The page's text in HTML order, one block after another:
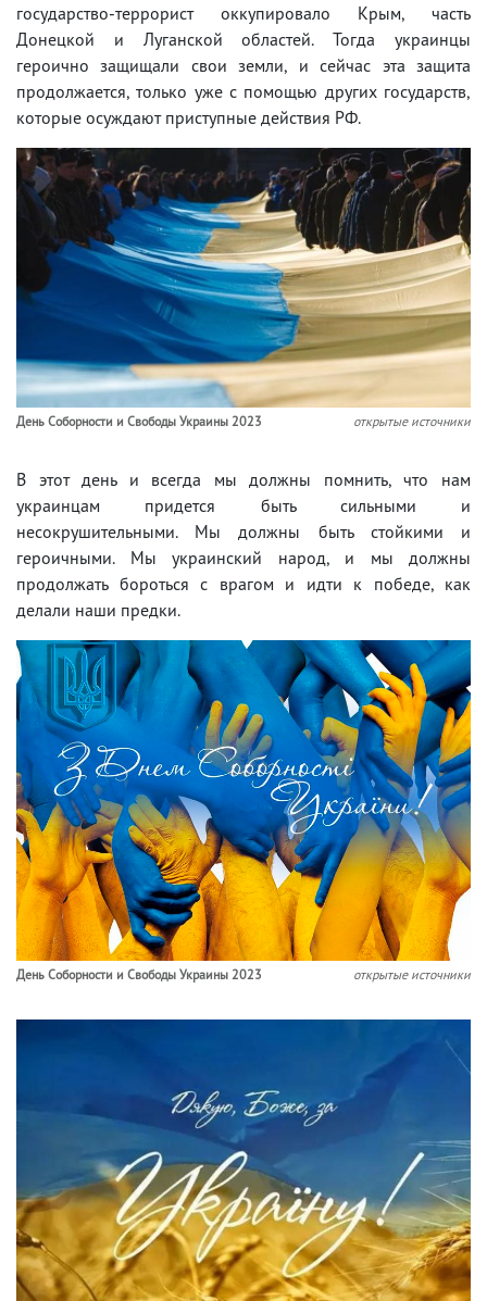
государство-террорист оккупировало Крым, часть
Донецкой и Луганской областей. Тогда украинцы
героично защищали свои земли, и сейчас эта защита
продолжается, только уже с помощью других государств,
которые осуждают приступные действия РФ.
День Соборности и Свободы Украины 2023 открытые источники
В этот день и всегда мы должны помнить, что нам
украинцам придется быть сильными и
несокрушительными. Мы должны быть стойкими и
героичными. Мы украинский народ, и мы должны
продолжать бороться с врагом и идти к победе, как
делали наши предки.
День Соборности и Свободы Украины 2023 открытые источники